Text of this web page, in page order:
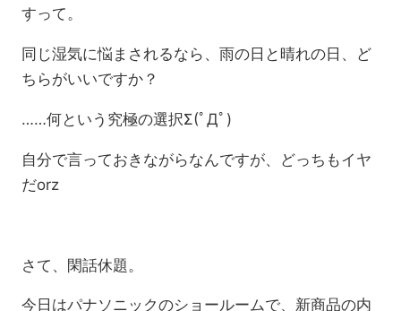
すって。
同じ湿気に悩まされるなら、雨の日と晴れの日、ど
ちらがいいですか？
……何という究極の選択Σ(ﾟДﾟ)
自分で言っておきながらなんですが、どっちもイヤ
だorz
さて、閑話休題。
今日はパナソニックのショールームで、新商品の内